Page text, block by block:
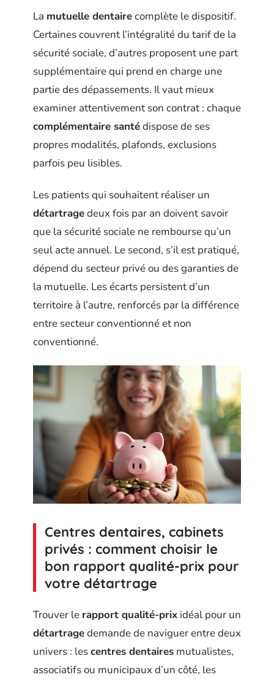
La mutuelle dentairecomplète le dispositif.
Certaines couvrent l’intégralité du tarif de la
sécurité sociale, d’autres proposent une part
supplémentaire qui prend en charge une
partie des dépassements. Il vaut mieux
examiner attentivement son contrat : chaque
complémentaire santédispose de ses
propres modalités, plafonds, exclusions
parfois peu lisibles.
Les patients qui souhaitent réaliser un
détartragedeux fois par an doivent savoir
que la sécurité sociale ne rembourse qu’un
seul acte annuel. Le second, s’il est pratiqué,
dépend du secteur privé ou des garanties de
la mutuelle. Les écarts persistent d’un
territoire à l’autre, renforcés par la différence
entre secteur conventionné et non
conventionné.
Centres dentaires, cabinets
privés : comment choisir le
bon rapport qualité-prix pour
votre détartrage
Trouver le rapport qualité-prix idéal pour un
détartragedemande de naviguer entre deux
univers : lescentres dentaires mutualistes,
associatifs ou municipaux d’un côté, les